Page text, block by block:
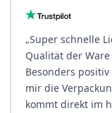
„Super schnelle
Qualität der
Besonders
mir die
kommt direkt im